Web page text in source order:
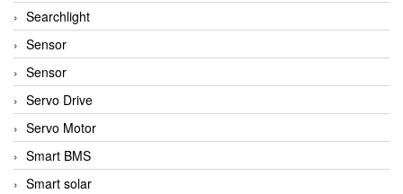
Searchlight
Sensor
Sensor
Servo Drive
Servo Motor
Smart BMS
Smart solar